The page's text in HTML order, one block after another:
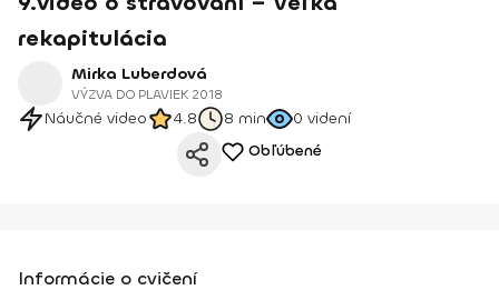
rekapitulácia
Mirka Luberdová
VÝZVA DO PLAVIEK 2018
Náučné video 4.8 8 min 0 videní
Obľúbené
Informácie o cvičení